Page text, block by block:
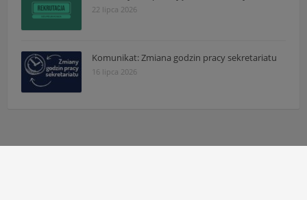
22 lipca 2026
Komunikat: Zmiana godzin pracy sekretariatu
16 lipca 2026